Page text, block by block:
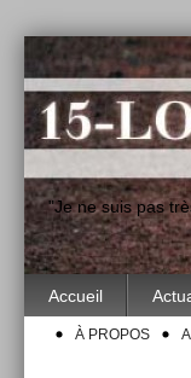
"Je ne suis pas
Accueil
À PROPOS